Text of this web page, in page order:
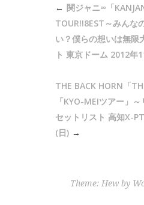
関ジャニ∞「
TOUR!!8EST～みんな
い？僕らの想いは無限
ト 東京ドーム 2012年
THE BACK HORN「
「KYO-MEIツアー」～
セットリスト 高知X-
(日)
Theme: Hew by